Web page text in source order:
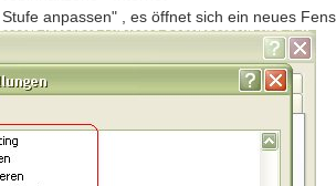
anpassen" , es öffnet sich ein neues